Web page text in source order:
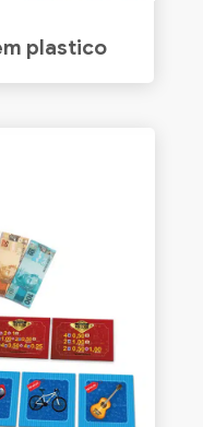
plastico